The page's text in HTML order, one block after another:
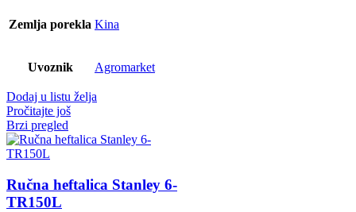
Zemlja porekla Kina
Uvoznik Agromarket
Dodaj u listu želja
Pročitajte još
Brzi pregled
Ručna heftalica Stanley 6-
TR150L